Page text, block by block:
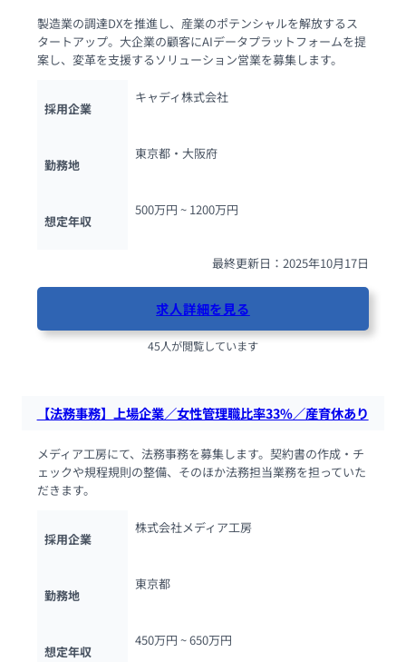
製造業の調達DXを推進し、産業のポテンシャルを解放するス
タートアップ。大企業の顧客にAIデータプラットフォームを提
案し、変革を支援するソリューション営業を募集します。
採用企業
キャディ株式会社
勤務地
東京都・大阪府
想定年収
500万円 ~ 1200万円
最終更新日：2025年10月17日
求人詳細を見る
45人が閲覧しています
【法務事務】上場企業／女性管理職比率33%／産育休あり
メディア工房にて、法務事務を募集します。契約書の作成・チ
ェックや規程規則の整備、そのほか法務担当業務を担っていた
だきます。
採用企業
株式会社メディア工房
勤務地
東京都
想定年収
450万円 ~ 650万円